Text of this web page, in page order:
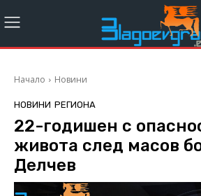
Начало Новини
НОВИНИ РЕГИОНА
22-годишен с
живота след масов
Делчев